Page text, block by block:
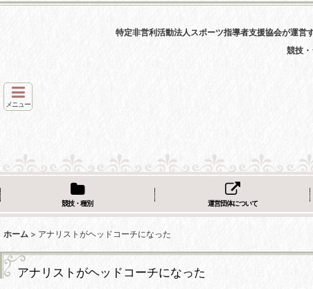
特定非営利活動法人スポーツ指導者支援協会が運営
競技
メニュー
競技・種別 運営団体について
ホーム > アナリストがヘッドコーチになった
アナリストがヘッドコーチになった